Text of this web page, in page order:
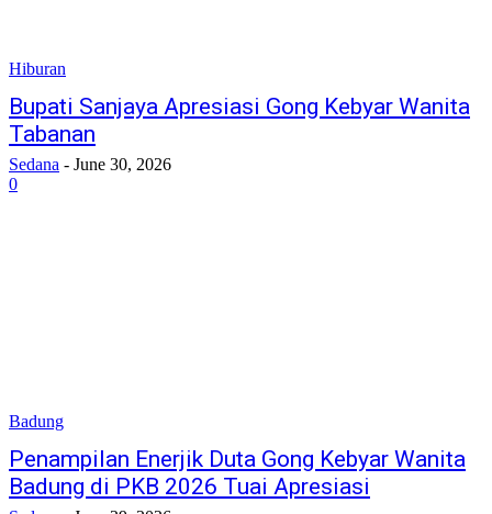
Hiburan
Bupati Sanjaya Apresiasi Gong Kebyar Wanita
Tabanan
Sedana - June 30, 2026
0
Badung
Penampilan Enerjik Duta Gong Kebyar Wanita
Badung di PKB 2026 Tuai Apresiasi